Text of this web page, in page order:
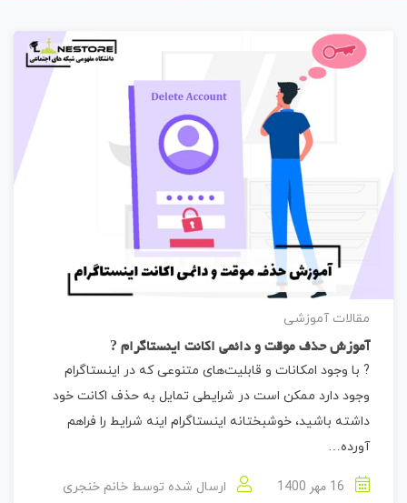
مقالات آموزشی
آموزش حذف موقت و دائمی اکانت اینستاگرام ?
? با وجود امکانات و قابلیت‌های متنوعی که در اینستاگرام
وجود دارد ممکن است در شرایطی تمایل به حذف اکانت خود
داشته باشید، خوشبختانه اینستاگرام اینه شرایط را فراهم
آورده…
ارسال شده توسط خانم خنجری